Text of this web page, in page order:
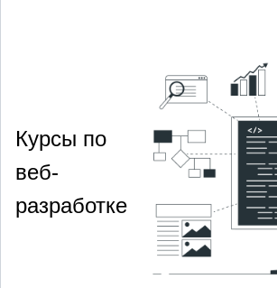
Курсы по
веб-
разработке